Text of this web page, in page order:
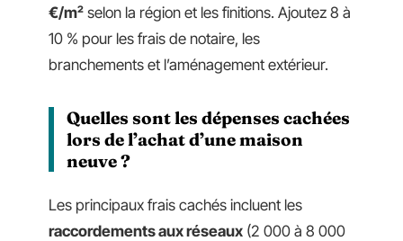
€/m² selon la région et les finitions. Ajoutez 8 à
10 % pour les frais de notaire, les
branchements et l’aménagement extérieur.
Quelles sont les dépenses cachées
lors de l’achat d’une maison
neuve ?
Les principaux frais cachés incluent les
raccordements aux réseaux (2 000 à 8 000